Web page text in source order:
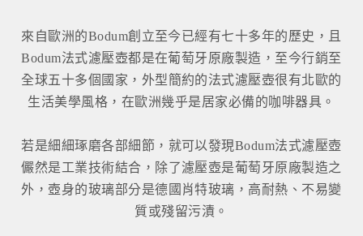
來自歐洲的Bodum創立至今已經有七十多年的歷史，且
Bodum法式濾壓壺都是在葡萄牙原廠製造，至今行銷至
全球五十多個國家，外型簡約的法式濾壓壺很有北歐的
生活美學風格，在歐洲幾乎是居家必備的咖啡器具。
若是細細琢磨各部細節，就可以發現Bodum法式濾壓壺
儼然是工業技術結合，除了濾壓壺是葡萄牙原廠製造之
外，壺身的玻璃部分是德國肖特玻璃，高耐熱、不易變
質或殘留污漬。